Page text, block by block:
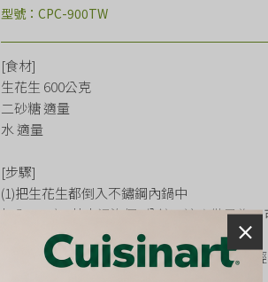
型號：CPC-900TW
[食材]
生花生 600公克
二砂糖 適量
水 適量
[步驟]
(1)把生花生都倒入不鏽鋼內鍋中
加入100度C熱水浸泡個3分鐘，這麼做是為
(2)浸泡過熱水的花生用手推剝一下皮就可以